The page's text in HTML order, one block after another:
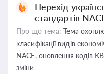
Перехід
стандартів
Про що тема: Тема
класифікації видів
NACE, оновлення кодів
зміни